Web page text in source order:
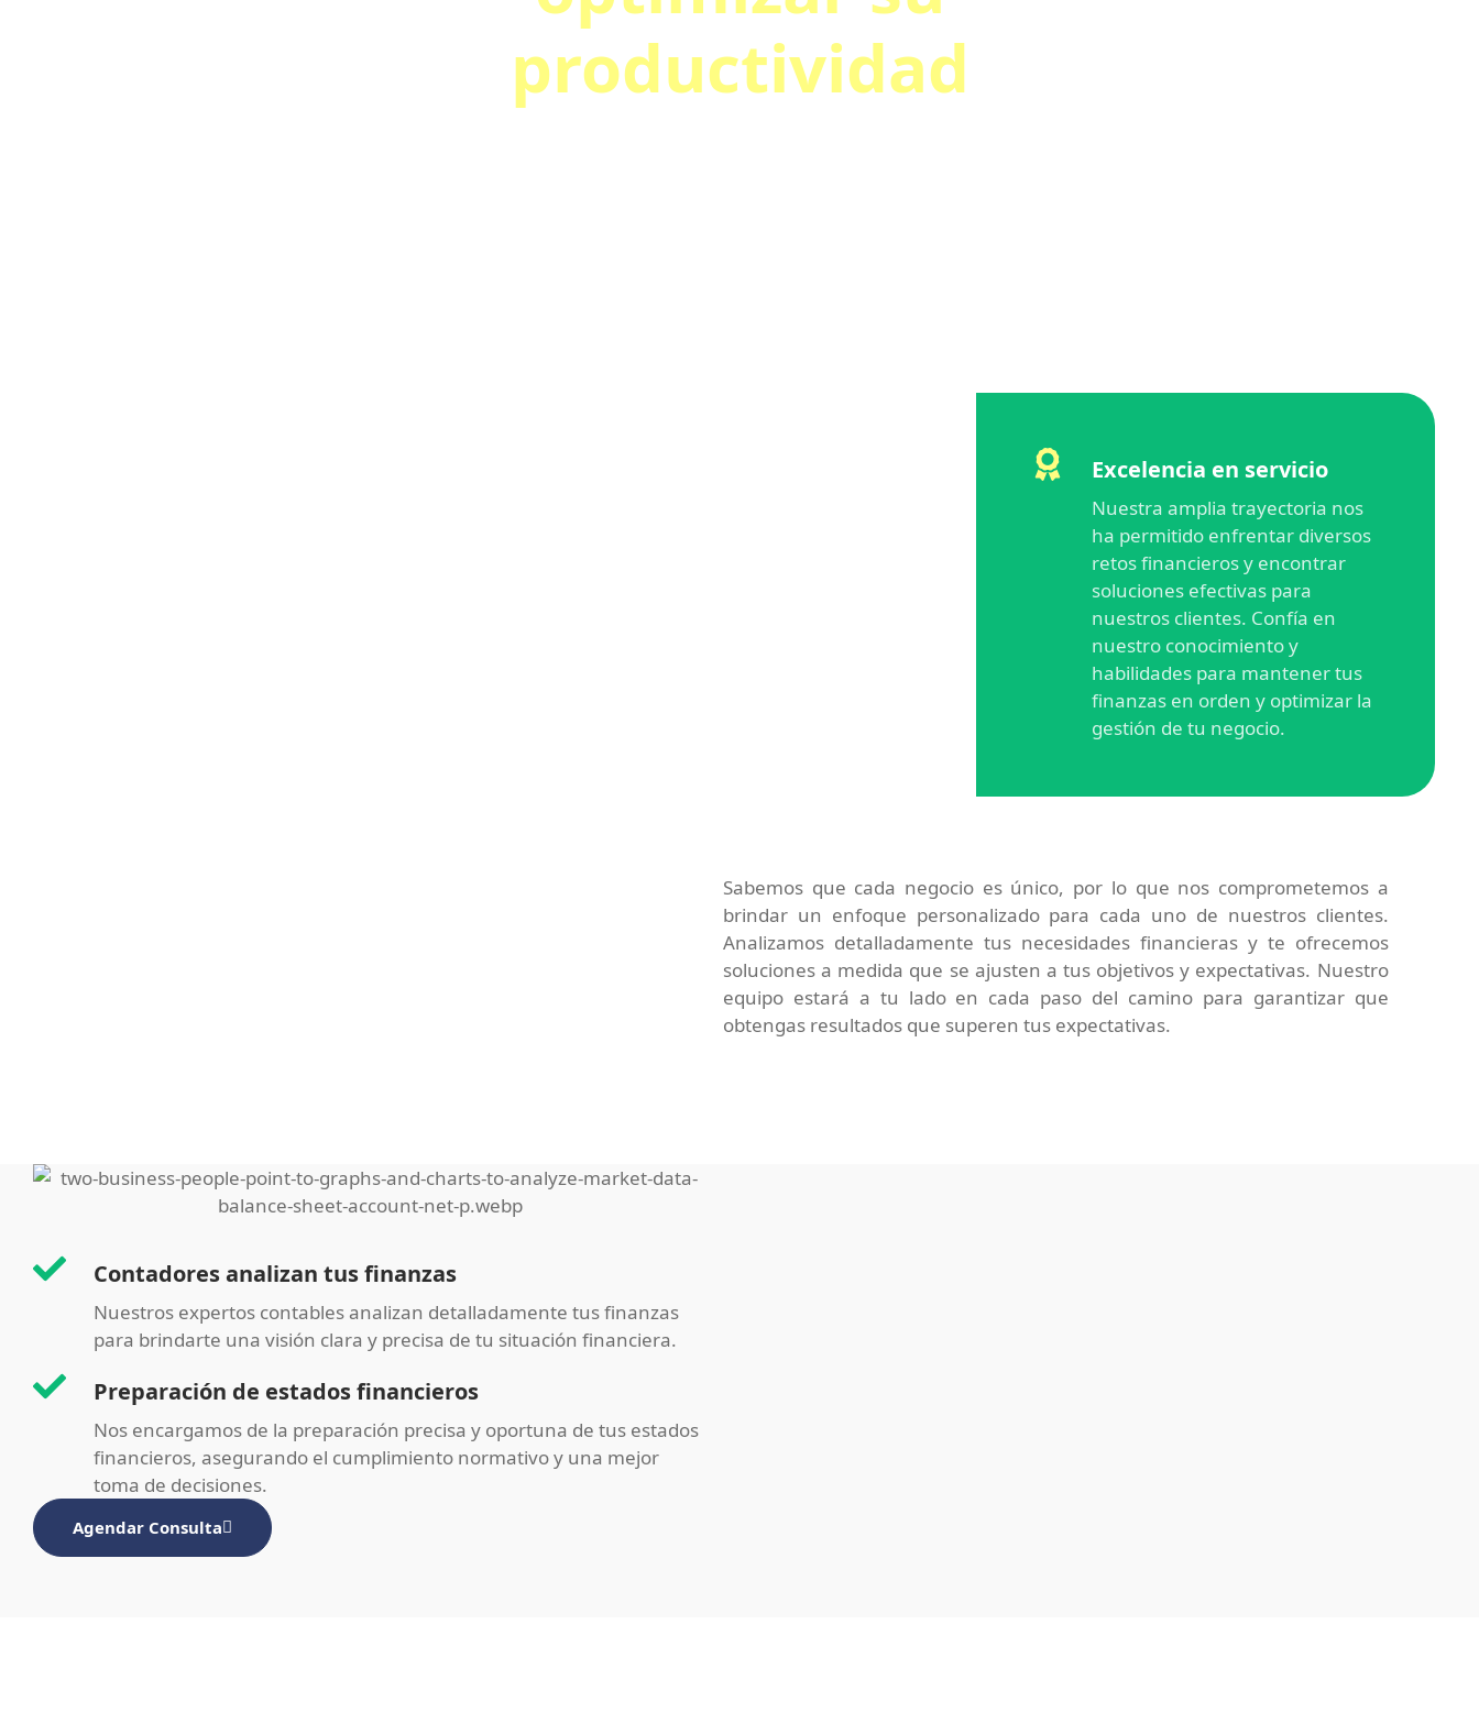
productividad
Excelencia en servicio
Nuestra amplia trayectoria nos
ha permitido enfrentar diversos
retos financieros y encontrar
soluciones efectivas para
nuestros clientes. Confía en
nuestro conocimiento y
habilidades para mantener tus
finanzas en orden y optimizar la
gestión de tu negocio.
Sabemos que cada negocio es único, por lo que nos comprometemos a
brindar un enfoque personalizado para cada uno de nuestros clientes.
Analizamos detalladamente tus necesidades financieras y te ofrecemos
soluciones a medida que se ajusten a tus objetivos y expectativas. Nuestro
equipo estará a tu lado en cada paso del camino para garantizar que
obtengas resultados que superen tus expectativas.
Contadores analizan tus finanzas
Nuestros expertos contables analizan detalladamente tus finanzas
para brindarte una visión clara y precisa de tu situación financiera.
Preparación de estados financieros
Nos encargamos de la preparación precisa y oportuna de tus estados
financieros, asegurando el cumplimiento normativo y una mejor
toma de decisiones.
Agendar Consulta